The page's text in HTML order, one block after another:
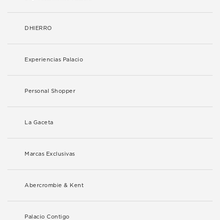
DHIERRO
Experiencias Palacio
Personal Shopper
La Gaceta
Marcas Exclusivas
Abercrombie & Kent
Palacio Contigo